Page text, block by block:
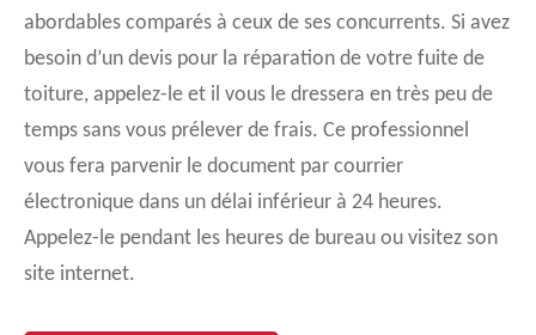
abordables comparés à ceux de ses concurrents. Si avez
besoin d’un devis pour la réparation de votre fuite de
toiture, appelez-le et il vous le dressera en très peu de
temps sans vous prélever de frais. Ce professionnel
vous fera parvenir le document par courrier
électronique dans un délai inférieur à 24 heures.
Appelez-le pendant les heures de bureau ou visitez son
site internet.